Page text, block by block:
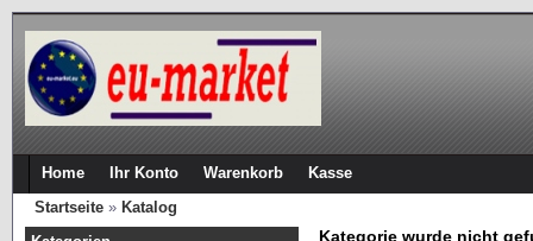
Home Ihr Konto Warenkorb
Kasse
Startseite » Katalog
Kategorie wurde nicht